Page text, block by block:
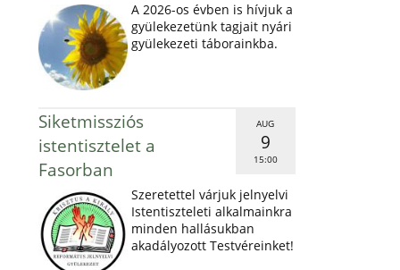
A 2026-os évben is hívjuk a
gyülekezetünk tagjait nyári
gyülekezeti táborainkba.
AUG
9
15:00
Siketmissziós
istentisztelet a
Fasorban
Szeretettel várjuk jelnyelvi
Istentiszteleti alkalmainkra
minden hallásukban
akadályozott Testvéreinket!